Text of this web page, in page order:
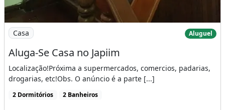
Imagem: Aluga-Se Casa no Japiim
Casa Aluguel
Aluga-Se Casa no Japiim
Localização!Próxima a supermercados, comercios, padarias,
drogarias, etc!Obs. O anúncio é a parte [...]
2 Dormitórios 2 Banheiros